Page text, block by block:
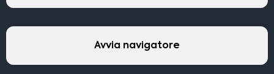
Avvia navigatore